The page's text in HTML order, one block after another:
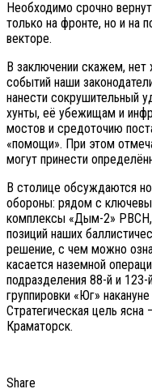
Необходимо срочно
только на фронте, но и на
векторе.
В заключении скажем,
событий наши
нанести сокрушительный
хунты, её убежищам и
мостов и средоточию
«помощи». При этом
могут принести
В столице обсуждаются
обороны: рядом с
комплексы «Дым-2» РВСН,
позиций наших
решение, с чем можно
касается наземной
подразделения 88-й и
группировки «Юг»
Стратегическая цель ясна
Краматорск.
Share